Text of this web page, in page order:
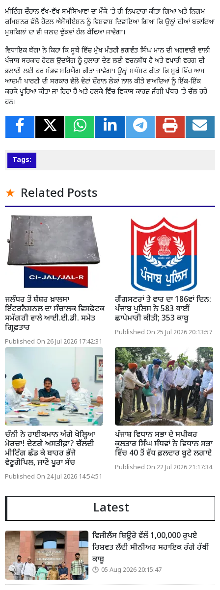
ਮੀਟਿੰਗ ਦੌਰਾਨ ਵੱਖ-ਵੱਖ ਸਮੱਸਿਆਵਾਂ ਦਾ ਮੌਕੇ ‘ਤੇ ਹੀ ਨਿਪਟਾਰਾ ਕੀਤਾ ਗਿਆ ਅਤੇ ਨਿਗਮ
ਕਮਿਸ਼ਨਰ ਵੱਲੋਂ ਹੋਟਲ ਐਸੋਸੀਏਸ਼ਨ ਨੂੰ ਵਿਸ਼ਵਾਸ਼ ਦਿਵਾਇਆ ਗਿਆ ਕਿ ਉਨ੍ਹਾਂ ਦੀਆਂ ਬਕਾਇਆ
ਮੁਸ਼ਕਿਲਾਂ ਦਾ ਵੀ ਜਲਦ ਢੁੱਕਵਾਂ ਹੱਲ ਕੱਢਿਆ ਜਾਵੇਗਾ।
ਵਿਧਾਇਕ ਬੱਗਾ ਨੇ ਕਿਹਾ ਕਿ ਸੂਬੇ ਵਿੱਚ ਮੁੱਖ ਮੰਤਰੀ ਭਗਵੰਤ ਸਿੰਘ ਮਾਨ ਦੀ ਅਗਵਾਈ ਵਾਲੀ
ਪੰਜਾਬ ਸਰਕਾਰ ਹੋਟਲ ਉਦਯੋਗ ਨੂੰ ਹੁਲਾਰਾ ਦੇਣ ਲਈ ਵਚਨਬੱਧ ਹੈ ਅਤੇ ਵਪਾਰੀ ਵਰਗ ਦੀ
ਭਲਾਈ ਲਈ ਹਰ ਸੰਭਵ ਸਹਿਯੋਗ ਕੀਤਾ ਜਾਵੇਗਾ। ਉਨ੍ਹਾਂ ਸਪੱਸ਼ਟ ਕੀਤਾ ਕਿ ਸੂਬੇ ਵਿੱਚ ਆਮ
ਆਦਮੀ ਪਾਰਟੀ ਦੀ ਸਰਕਾਰ ਵੱਲੋਂ ਵੋਟਾਂ ਦੌਰਾਨ ਲੋਕਾਂ ਨਾਲ ਕੀਤੇ ਵਾਅਦਿਆਂ ਨੂੰ ਇੱਕ-ਇੱਕ
ਕਰਕੇ ਪੂਰਿਆਂ ਕੀਤਾ ਜਾ ਰਿਹਾ ਹੈ ਅਤੇ ਹਲਕੇ ਵਿੱਚ ਵਿਕਾਸ ਕਾਰਜ਼ ਜੰਗੀ ਪੱਧਰ ‘ਤੇ ਚੱਲ ਰਹੇ
ਹਨ।
Tags:
Related Posts
ਜਲੰਧਰ ਤੋਂ ਬੱਬਰ ਖ਼ਾਲਸਾ
ਇੰਟਰਨੈਸ਼ਨਲ ਦਾ ਸੰਚਾਲਕ ਵਿਸਫੋਟਕ
ਸਮੱਗਰੀ ਵਾਲੇ ਆਈ.ਈ.ਡੀ. ਸਮੇਤ
ਗ੍ਰਿਫ਼ਤਾਰ
Published On 26 Jul 2026 17:42:31
ਗੈਂਗਸਟਰਾਂ ਤੇ ਵਾਰ ਦਾ 186ਵਾਂ ਦਿਨ:
ਪੰਜਾਬ ਪੁਲਿਸ ਨੇ 583 ਥਾਈਂ
ਛਾਪੇਮਾਰੀ ਕੀਤੀ; 353 ਕਾਬੂ
Published On 25 Jul 2026 20:13:57
ਚੰਨੀ ਨੇ ਹਾਈਕਮਾਨ ਅੱਗੇ ਖੋਲ੍ਹਿਆ
ਮੋਰਚਾ! ਦੇਣਗੇ ਅਸਤੀਫ਼ਾ? ਚੱਲਦੀ
ਮੀਟਿੰਗ ਛੱਡ ਕੇ ਬਾਹਰ ਭੱਜੇ
ਵੇਣੂਗੋਪਿਲ, ਜਾਣੋ ਪੂਰਾ ਸੱਚ
Published On 24 Jul 2026 14:54:51
ਪੰਜਾਬ ਵਿਧਾਨ ਸਭਾ ਦੇ ਸਪੀਕਰ
ਕੁਲਤਾਰ ਸਿੰਘ ਸੰਧਵਾਂ ਨੇ ਵਿਧਾਨ ਸਭਾ
ਵਿੱਚ 40 ਤੋਂ ਵੱਧ ਫ਼ਲਦਾਰ ਬੂਟੇ ਲਗਾਏ
Published On 22 Jul 2026 21:17:34
Latest
ਵਿਜੀਲੈਂਸ ਬਿਊਰੋ ਵੱਲੋਂ 1,00,000 ਰੁਪਏ
ਰਿਸ਼ਵਤ ਲੈਂਦੀ ਸੀਨੀਅਰ ਸਹਾਇਕ ਰੰਗੇ ਹੱਥੀਂ
ਕਾਬੂ
05 Aug 2026 20:15:47